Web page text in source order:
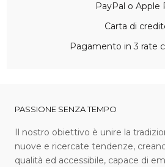
PayPal o Apple
Carta di
Pagamento in 3 rate
PASSIONE SENZA TEMPO
I l nostro obiettivo è unire la
nuove e ricercate tendenze,
qualità ed accessibile, capace di